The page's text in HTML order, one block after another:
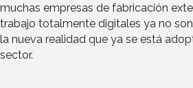
muchas empresas de fabricación
trabajo totalmente digitales ya no
la nueva realidad que ya se está
sector.